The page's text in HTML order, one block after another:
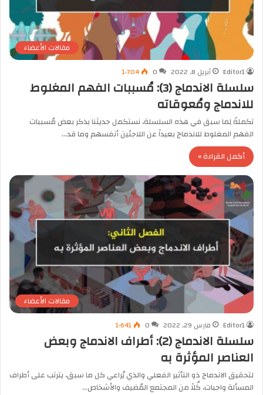
مقالات الأعضاء
Editor1
أبريل 8, 2022 0 1٬704
سلسلة الاندماج (3): مُسببات الفهم المغلوط
للاندماج ومُعوقاته
تكملةً لِما سبق في هذه السلسلة، نستكمل حديثنا بذكر بعض مُسببات
الفهم المغلوط للاندماج بعيداً عن اللاجئين أنفسهم وما قد…
أكمل القراءة »
مقالات الأعضاء
Editor1
مارس 29, 2022 0 1٬641
سلسلة الاندماج (2): أطراف الاندماج وبعض
العناصر المؤثرة به
لتحقيق الاندماج ذو التأثير الفعلي والذي يُراعي كل ما سبق، يترتب على أطراف
المسألة واجبات، كُلاً من المجتمع المُضيف والأشخاص…